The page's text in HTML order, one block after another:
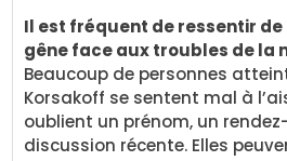
Il est fréquent de ressentir de
gêne face aux troubles de la
Beaucoup de personnes
Korsakoff se sentent mal à
oublient un prénom, un
discussion récente. Elles